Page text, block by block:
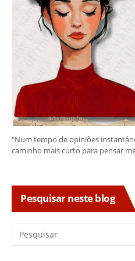
"Num tempo de opiniões
caminho mais curto para pensar
Pesquisar neste blog